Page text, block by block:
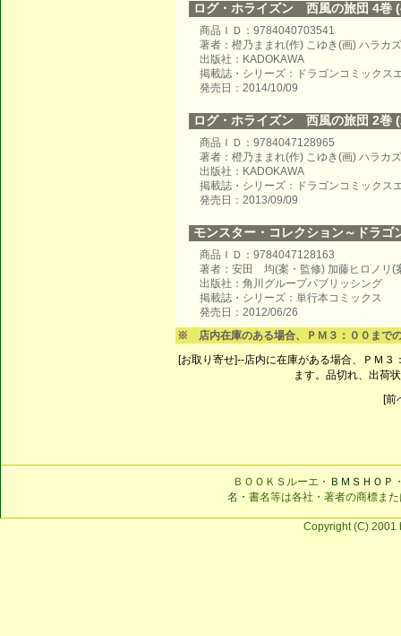
ログ・ホライズン 西風の旅団 4巻
商品ＩＤ：9784040703541
著者：橙乃ままれ(作) こゆき(画) ハラカ
出版社：KADOKAWA
掲載誌・シリーズ：ドラゴンコミックス
発売日：2014/10/09
ログ・ホライズン 西風の旅団 2巻
商品ＩＤ：9784047128965
著者：橙乃ままれ(作) こゆき(画) ハラカ
出版社：KADOKAWA
掲載誌・シリーズ：ドラゴンコミックス
発売日：2013/09/09
モンスター・コレクション～ドラゴ
商品ＩＤ：9784047128163
著者：安田 均(案・監修) 加藤ヒロノリ(
出版社：角川グループパブリッシング
掲載誌・シリーズ：単行本コミックス
発売日：2012/06/26
※ 店内在庫のある場合、ＰＭ３：００まで
[お取り寄せ]--店内に在庫がある場合、ＰＭ
ます。品切れ、出荷
[前
ＢＯＯＫＳルーエ・ ＢＭＳＨＯＰ
名・書名等は各社・著者の商標ま
Copyright (C) 2001